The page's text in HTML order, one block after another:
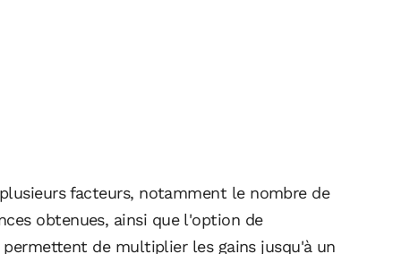
facteurs, notamment le nombre de
obtenues, ainsi que l'option de
de multiplier les gains jusqu'à un